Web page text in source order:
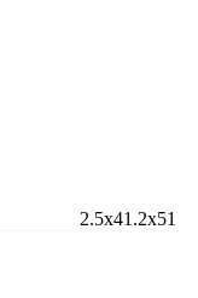
2.5x41.2x51